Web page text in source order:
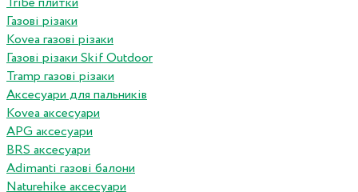
Газові різаки
Kovea газові різаки
Газові різаки Skif Outdoor
Tramp газові різаки
Аксесуари для пальників
Kovea аксесуари
APG аксесуари
BRS аксесуари
Adimanti газові балони
Naturehike аксесуари